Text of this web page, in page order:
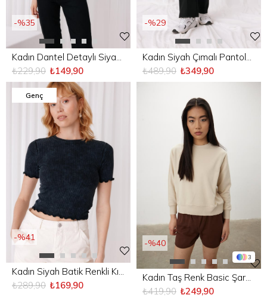
%35
Kadın Dantel Detaylı Siyah Büstiyer Crop
₺149,90
₺229,90
%29
Kadın Siyah Çımalı Pantolon
₺349,90
₺489,90
%41
Kadın Siyah Batik Renkli Kısa Kollu Fırfırlı T-Shirt
₺169,90
₺289,90
Genç
3
%40
Kadın Taş Renk Basic Şardonsuz Sweatshirt
₺249,90
₺419,90